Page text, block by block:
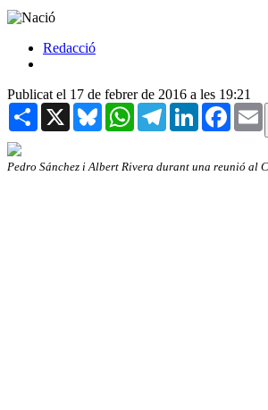
Redacció
Publicat el 17 de febrer de 2016 a les 19:21
Share X BlueskyWhatsAppTelegramLinkedIn
Pedro Sánchez i Albert Rivera durant una reunió al